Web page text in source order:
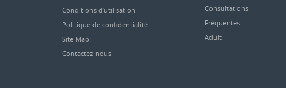
Conditions d’utilisation
Politique de confidentialité
Site Map
Contactez-nous
Consultations
Fréquentes
Adult